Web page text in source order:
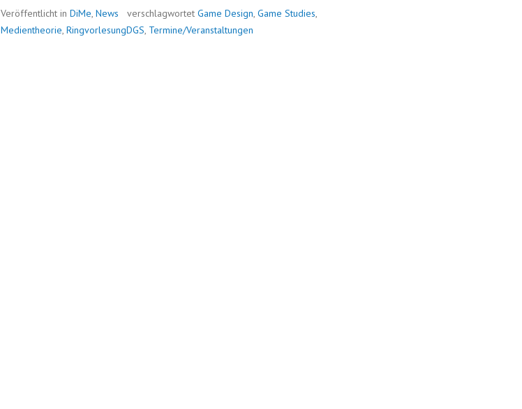
Dr.
Mathias
Veröffentlicht in DiMe, News verschlagwortet Game Design, Game Studies,
Medientheorie, RingvorlesungDGS, Termine/Veranstaltungen